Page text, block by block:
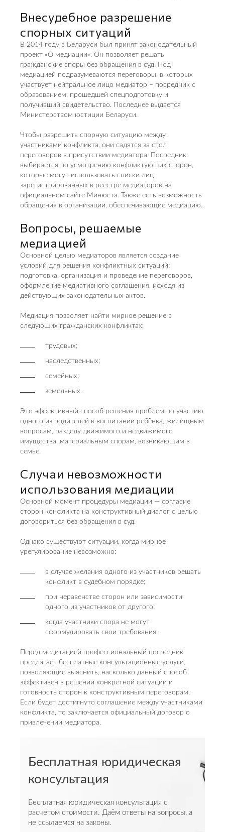
Внесудебное разрешение
спорных ситуаций
В 2014 году в Беларуси был принят законодательный
проект «О медиации». Он позволяет решать
гражданские споры без обращения в суд. Под
медиацией подразумеваются переговоры, в которых
участвует нейтральное лицо медиатор – посредник с
образованием, прошедшей спецподготовку и
получивший свидетельство. Последнее выдается
Министерством юстиции Беларуси.
Чтобы разрешить спорную ситуацию между
участниками конфликта, они садятся за стол
переговоров в присутствии медиатора. Посредник
выбирается по усмотрению конфликтующих сторон,
которые могут использовать списки лиц
зарегистрированных в реестре медиаторов на
официальном сайте Минюста. Также есть возможность
обращения в организации, обеспечивающие медиацию.
Вопросы, решаемые
медиацией
Основной целью медиаторов является создание
условий для решения конфликтных ситуаций:
подготовка, организация и проведение переговоров,
оформление медиативного соглашения, исходя из
действующих законодательных актов.
Медиация позволяет найти мирное решение в
следующих гражданских конфликтах:
трудовых;
наследственных;
семейных;
земельных.
Это эффективный способ решения проблем по участию
одного из родителей в воспитании ребёнка, жилищным
вопросам, разделу движимого и недвижимого
имущества, материальным спорам, возникающим в
семье.
Случаи невозможности
использования медиации
Основной момент процедуры медиации — согласие
сторон конфликта на конструктивный диалог с целью
договориться без обращения в суд.
Однако существуют ситуации, когда мирное
урегулирование невозможно:
в случае желания одного из участников решать
конфликт в судебном порядке;
при неравенстве сторон или зависимости
одного из участников от другого;
когда участники спора не могут
сформулировать свои требования.
Перед медитацией профессиональный посредник
предлагает бесплатные консультационные услуги,
позволяющие выяснить, насколько данный способ
эффективен в решении конкретной ситуации и
готовность сторон к конструктивным переговорам.
Если будет достигнуто соглашение между участниками
конфликта, то заключается официальный договор о
привлечении медиатора.
Бесплатная юридическая
консультация
Бесплатная юридическая консультация с
расчетом стоимости. Даём ответы на вопросы, а
не ссылаемся на законы.